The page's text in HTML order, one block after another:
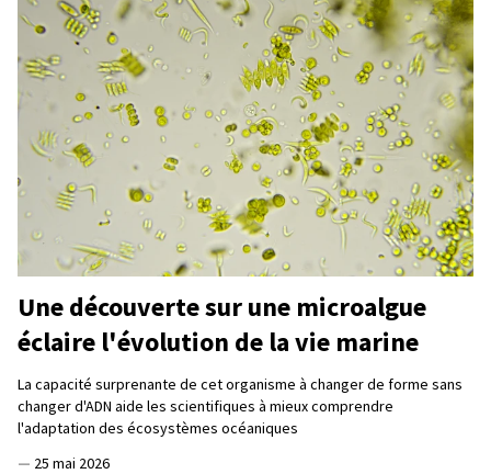
Une découverte sur une microalgue
éclaire l'évolution de la vie marine
La capacité surprenante de cet organisme à changer de forme sans
changer d'ADN aide les scientifiques à mieux comprendre
l'adaptation des écosystèmes océaniques
— 25 mai 2026